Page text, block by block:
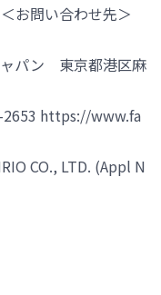
せ先＞
ン 東京都港区麻
www.fa
LTD. (Appl N